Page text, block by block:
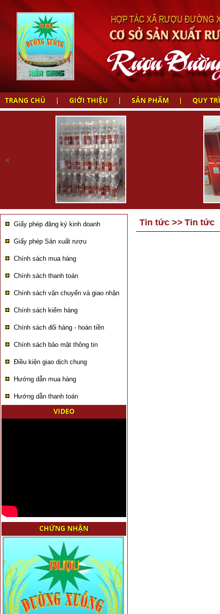
TRANG CHỦ | GIỚI THIỆU | SẢN PHẨM | QUY
Giấy phép đăng ký kinh doanh
Giấy phép Sản xuất rượu
Chính sách mua hàng
Chính sách thanh toán
Chính sách vận chuyển và giao nhận
Chính sách kiểm hàng
Chính sách đổi hàng - hoàn tiền
Chính sách bảo mật thông tin
Điều kiện giao dịch chung
Hướng dẫn mua hàng
Hướng dẫn thanh toán
VIDEO
CHỨNG NHẬN
Tin tức >> Tin tức